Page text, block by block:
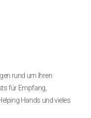
rund um Ihren
für Empfang,
Hands und vieles